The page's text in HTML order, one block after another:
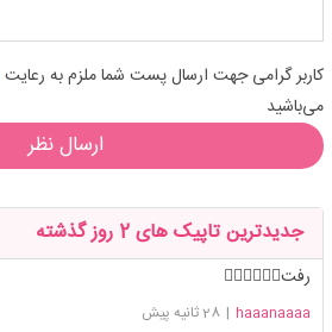
کاربر گرامی جهت ارسال پست شما ملزم به رعایت
می‌باشید
ارسال نظر
جدیدترین تاپیک های 2 روز گذشته
رفت🚶🏻‍♀️🚶🏻‍♀️
haaanaaaa
| 28 ثانیه پیش